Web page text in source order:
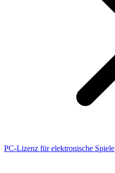
PC-Lizenz für elektronische Spiele